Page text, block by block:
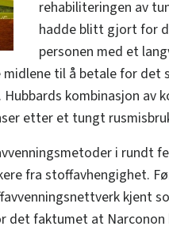
rehabiliteringen av
hadde blitt gjort for
personen med et
til å betale for det
kombinasjon
etter et tungt
i rundt
fra stoffavhengighet.
kjent
faktumet at Narconon